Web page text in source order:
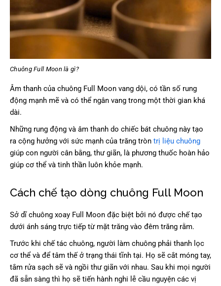
Chuông Full Moon là gì?
Âm thanh của chuông Full Moon vang dội, có tần số rung
động mạnh mẽ và có thể ngân vang trong một thời gian khá
dài.
Những rung động và âm thanh do chiếc bát chuông này tạo
ra cộng hưởng với sức mạnh của trăng tròn trị liệu chuông
giúp con người cân bằng, thư giãn, là phương thuốc hoàn hảo
giúp cơ thể và tinh thần luôn khỏe mạnh.
Cách chế tạo dòng chuông Full Moon
Sở dĩ chuông xoay Full Moon đặc biệt bởi nó được chế tạo
dưới ánh sáng trực tiếp từ mặt trăng vào đêm trăng rằm.
Trước khi chế tác chuông, người làm chuông phải thanh lọc
cơ thể và để tâm thế ở trạng thái tĩnh tại. Họ sẽ cắt móng tay,
tắm rửa sạch sẽ và ngồi thư giãn với nhau. Sau khi mọi người
đã sẵn sàng thì họ sẽ tiến hành nghi lễ cầu nguyện các vị